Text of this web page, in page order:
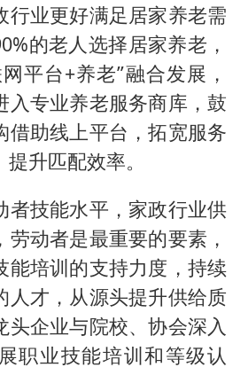
行业更好满足居家养老需
的老人选择居家养老，
平台+养老”融合发展，
入专业养老服务商库，鼓
借助线上平台，拓宽服务
升匹配效率。
者技能水平，家政行业供
劳动者是最重要的要素，
能培训的支持力度，持续
人才，从源头提升供给质
头企业与院校、协会深入
职业技能培训和等级认